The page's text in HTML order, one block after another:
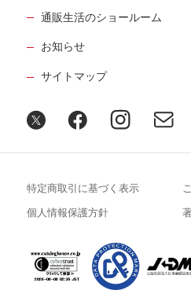
通販生活のショールーム
お知らせ
サイトマップ
特定商取引に基づく表示
個人情報保護方針